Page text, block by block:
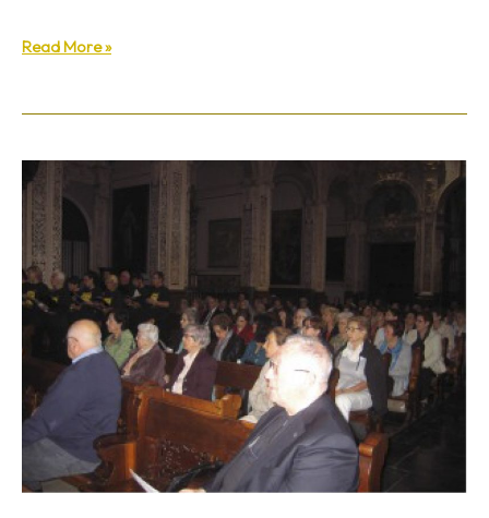
Read More »
Celebración
«Enlázate
por
la
Justicia»
Valencia